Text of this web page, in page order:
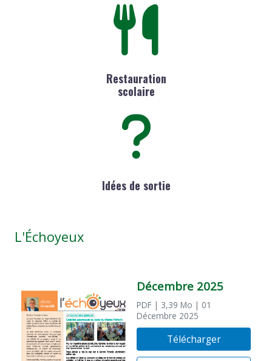
Restauration
scolaire
Idées de sortie
L'Échoyeux
Décembre 2025
PDF | 3,39 Mo | 01
Décembre 2025
Télécharger